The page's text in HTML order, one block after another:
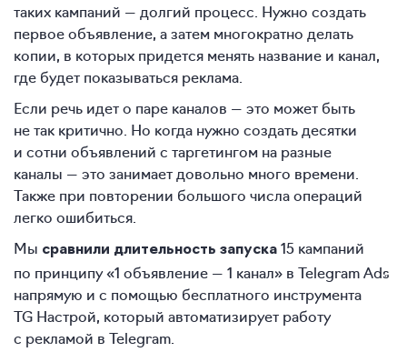
таких кампаний — долгий процесс. Нужно создать
первое объявление, а затем многократно делать
копии, в которых придется менять название и канал,
где будет показываться реклама.
Если речь идет о паре каналов — это может быть
не так критично. Но когда нужно создать десятки
и сотни объявлений с таргетингом на разные
каналы — это занимает довольно много времени.
Также при повторении большого числа операций
легко ошибиться.
Мы сравнили длительность запуска 15 кампаний
по принципу «1 объявление — 1 канал» в Telegram Ads
напрямую и с помощью бесплатного инструмента
TG Настрой, который автоматизирует работу
с рекламой в Telegram.